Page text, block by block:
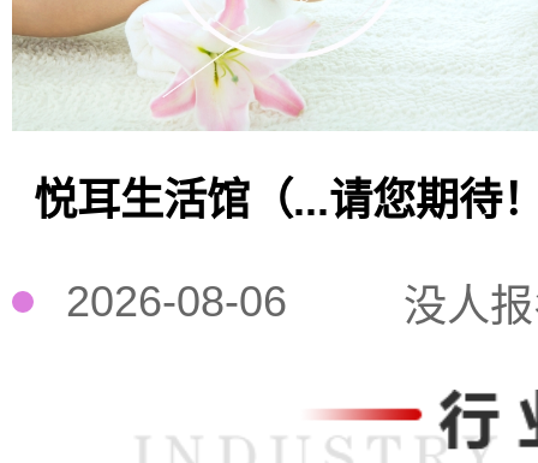
悦耳生活馆（...请您期待
2026-08-06 没人